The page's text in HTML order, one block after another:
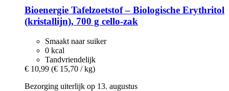
Bioenergie Tafelzoetstof – Biologische Erythritol
(kristallijn), 700 g cello-​zak
Smaakt naar suiker
0 kcal
Tandvriendelijk
€ 10,99 (€ 15,70 / kg)
Bezorging uiterlijk op 13. augustus